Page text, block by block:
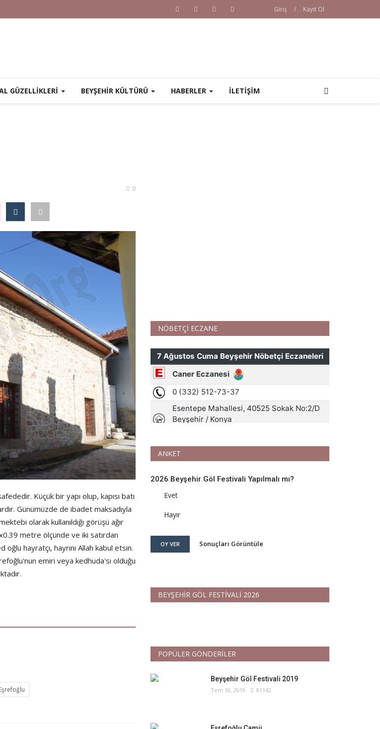
Giriş / Kayıt Ol
GÜZELLİKLERİ BEYŞEHİR KÜLTÜRÜ HABERLER İLETİŞİM
0
Küçük bir yapı olup, kapısı batı
Günümüzde de ibadet maksadıyla
olarak kullanıldığı görüşü ağır
metre ölçünde ve iki satırdan
hayratçı, hayrını Allah kabul etsin.
emiri veya kedhuda'sı olduğu
NÖBETÇİ ECZANE
ANKET
2026 Beyşehir Göl Festivali Yapılmalı mı?
Evet
Hayır
OY VER Sonuçları Görüntüle
BEYŞEHİR GÖL FESTİVALİ 2026
POPÜLER GÖNDERİLER
Beyşehir Göl Festivali 2019
Tem 10, 2019 81142